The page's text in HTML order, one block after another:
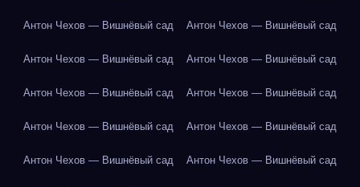
Антон Чехов — Вишнёвый сад Антон Чехов — Вишнёвый сад
Антон Чехов — Вишнёвый сад Антон Чехов — Вишнёвый сад
Антон Чехов — Вишнёвый сад Антон Чехов — Вишнёвый сад
Антон Чехов — Вишнёвый сад Антон Чехов — Вишнёвый сад
Антон Чехов — Вишнёвый сад Антон Чехов — Вишнёвый сад